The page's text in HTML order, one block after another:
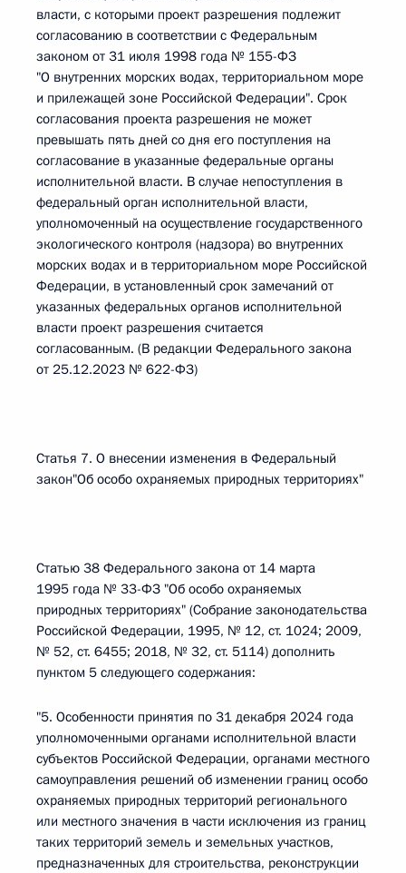
власти, с которыми проект разрешения подлежит
согласованию в соответствии с Федеральным
законом от 31 июля 1998 года № 155-ФЗ
"О внутренних морских водах, территориальном море
и прилежащей зоне Российской Федерации". Срок
согласования проекта разрешения не может
превышать пять дней со дня его поступления на
согласование в указанные федеральные органы
исполнительной власти. В случае непоступления в
федеральный орган исполнительной власти,
уполномоченный на осуществление государственного
экологического контроля (надзора) во внутренних
морских водах и в территориальном море Российской
Федерации, в установленный срок замечаний от
указанных федеральных органов исполнительной
власти проект разрешения считается
согласованным. (В редакции Федерального закона
от 25.12.2023 № 622-ФЗ)
Статья 7. О внесении изменения в Федеральный
закон"Об особо охраняемых природных территориях"
Статью 38 Федерального закона от 14 марта
1995 года № 33-ФЗ "Об особо охраняемых
природных территориях" (Собрание законодательства
Российской Федерации, 1995, № 12, ст. 1024; 2009,
№ 52, ст. 6455; 2018, № 32, ст. 5114) дополнить
пунктом 5 следующего содержания:
"5. Особенности принятия по 31 декабря 2024 года
уполномоченными органами исполнительной власти
субъектов Российской Федерации, органами местного
самоуправления решений об изменении границ особо
охраняемых природных территорий регионального
или местного значения в части исключения из границ
таких территорий земель и земельных участков,
предназначенных для строительства, реконструкции